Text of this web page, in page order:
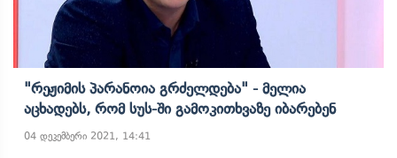
"რეჟიმის Პარანოია Გრძელდება" - Მელია
Აცხადებს, Რომ Სუს-Ში Გამოკითხვაზე Იბარებენ
04 დეკემბერი 2021, 14:41